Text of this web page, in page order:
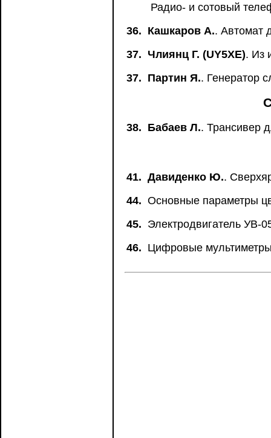
Радио- и сотовый
36. Кашкаров А.. Автомат
37. Члиянц Г. (UY5XE). Из
37. Партин Я.. Генератор
38. Бабаев Л.. Трансивер
41. Давиденко Ю..
44. Основные параметры
45. Электродвигатель УВ-
46. Цифровые